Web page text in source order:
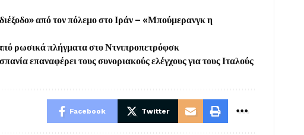
από τον πόλεμο στο Ιράν – «Μπούμερανγκ η
ρωσικά πλήγματα στο Ντνιπροπετρόφσκ
επαναφέρει τους συνοριακούς ελέγχους για τους Ιταλούς
Facebook Twitter